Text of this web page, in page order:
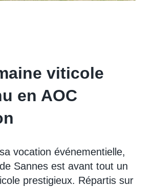
viticole
en AOC
vocation événementielle,
Sannes est avant tout un
prestigieux. Répartis sur